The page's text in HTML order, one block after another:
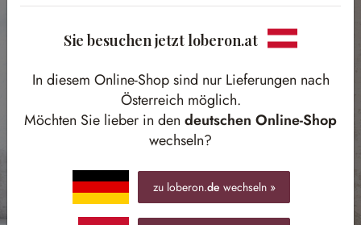
Sie besuchen jetzt loberon.at
In diesem Online-Shop sind nur Lieferungen nach
Österreich möglich.
Möchten Sie lieber in den deutschen Online-Shop
wechseln?
zu loberon.de wechseln »